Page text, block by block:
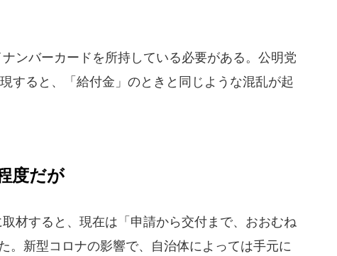
ンバーカードを所持している必要がある。公明党
すると、「給付金」のときと同じような混乱が起
度だが
材すると、現在は「申請から交付まで、おおむね
。新型コロナの影響で、自治体によっては手元に